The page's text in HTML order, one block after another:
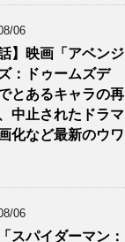
06
話】映画「アベンジ
：ドゥームズデ
とあるキャラの再
中止されたドラマ
化など最新のウワ
06
スパイダーマン：